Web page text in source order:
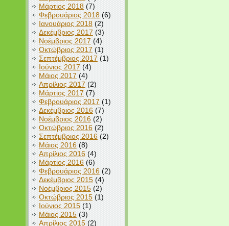
Μάρτιος 2018(7)
Φεβρουάριος 2018(6)
Ιανουάριος 2018(2)
Δεκέμβριος 2017 (3)
Νοέμβριος 2017(4)
Οκτώβριος 2017(1)
Σεπτέμβριος 2017 (1)
Ιούνιος 2017 (4)
Μάιος 2017 (4)
Απρίλιος 2017 (2)
Μάρτιος 2017 (7)
Φεβρουάριος 2017(1)
Δεκέμβριος 2016(7)
Νοέμβριος 2016(2)
Οκτώβριος 2016(2)
Σεπτέμβριος 2016(2)
Μάιος 2016(8)
Απρίλιος 2016(4)
Μάρτιος 2016(6)
Φεβρουάριος 2016(2)
Δεκέμβριος 2015(4)
Νοέμβριος 2015(2)
Οκτώβριος 2015(1)
Ιούνιος 2015(1)
Μάιος 2015(3)
Απρίλιος 2015(2)